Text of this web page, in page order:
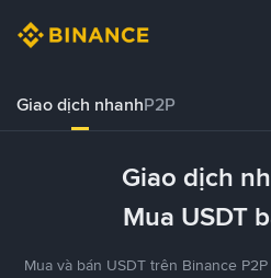
Giao dịch nhanhP2P
Giao dịch
Mua USDT
Mua và bán USDT trên Binance